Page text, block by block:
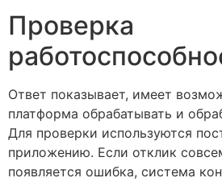
Проверка
Ответ показывает, имеет
платформа обрабатывать и
Для проверки используются
приложению. Если отклик
появляется ошибка, система